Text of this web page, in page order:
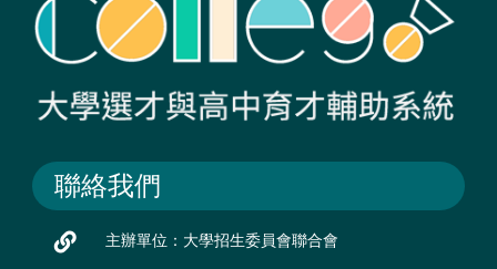
聯絡我們
主辦單位：大學招生委員會聯合會